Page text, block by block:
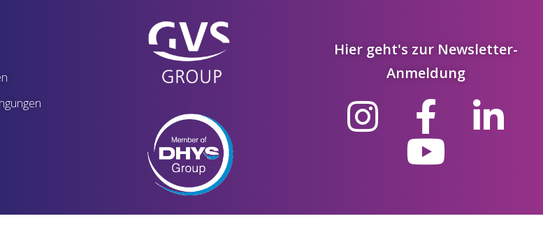
Hier geht's zur Newsletter-
Anmeldung